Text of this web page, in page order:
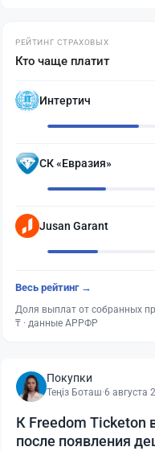
РЕЙТИНГ СТРАХОВЫХ
Кто чаще платит
Интертич
СК «Евразия»
Jusan Garant
Весь рейтинг →
Доля выплат от собранных
₸ · данные АРРФР
Покупки
Теңіз Боташ·6 августа
К Freedom Ticketon
после появления